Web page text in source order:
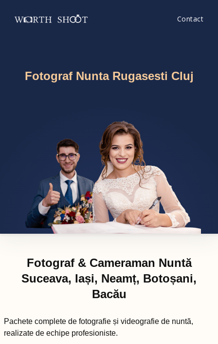
Contact
Fotograf Nunta Rugasesti Cluj
Fotograf & Cameraman Nuntă
Suceava, Iași, Neamț, Botoșani,
Bacău
Pachete complete de fotografie și videografie de nuntă,
realizate de echipe profesioniste.